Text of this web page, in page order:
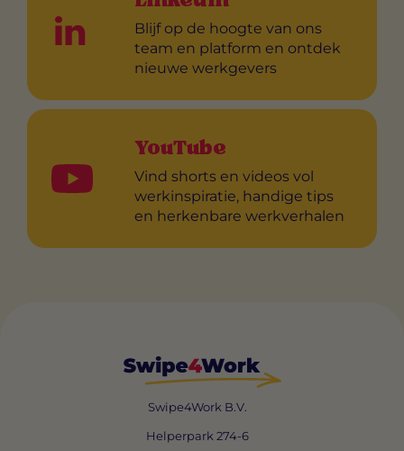
Blijf op de hoogte van ons
team en platform en ontdek
nieuwe werkgevers
YouTube
Vind shorts en videos vol
werkinspiratie, handige tips
en herkenbare werkverhalen
Swipe4Work B.V.
Helperpark 274-6